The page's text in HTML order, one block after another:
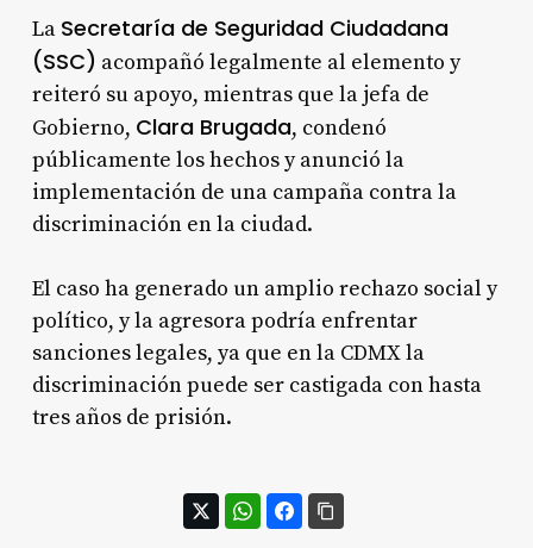
La Secretaría de Seguridad Ciudadana
(SSC) acompañó legalmente al elemento y
reiteró su apoyo, mientras que la jefa de
Gobierno, Clara Brugada, condenó
públicamente los hechos y anunció la
implementación de una campaña contra la
discriminación en la ciudad.
El caso ha generado un amplio rechazo social y
político, y la agresora podría enfrentar
sanciones legales, ya que en la CDMX la
discriminación puede ser castigada con hasta
tres años de prisión.